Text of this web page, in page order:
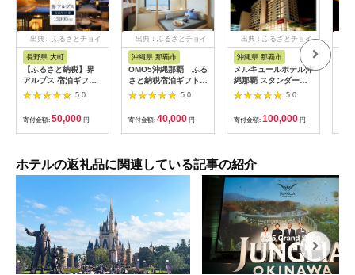
出典：ふるさとチョイ
長野県 大町
【ふるさと納税】界
アルプス 宿泊ギフト
券（15,000円分）
【星野リゾート】
5.0
寄付金額: 50,000 円
出典：ふるさとチョイ
沖縄県 那覇市
OMO5沖縄那覇 ふる
さと納税宿泊ギフト券
(12,000円)
5.0
寄付金額: 40,000 円
出典：ふるさとチョイ
沖縄県 那覇市
メルキュールホテル沖
縄那覇 スタンダード
ルーム（1泊朝食付き
ペア宿泊券） ★特典
スパークリングワイン
１本★
5.0
寄付金額: 100,000 円
ホテルの返礼品に関連している記事の紹介